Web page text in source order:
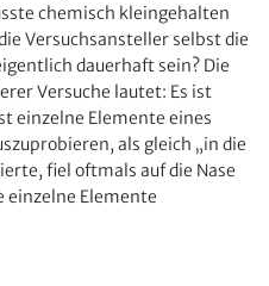
chemisch kleingehalten
Versuchsansteller selbst die
dauerhaft sein? Die
Versuche lautet: Es ist
einzelne Elemente eines
als gleich „in die
fiel oftmals auf die Nase
einzelne Elemente